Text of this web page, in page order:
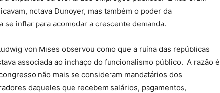
notava Dunoyer, mas também o poder da
se inflar para acomodar a crescente demanda.
von Mises observou como que a ruína das repúblicas
associada ao inchaço do funcionalismo público. A razão é
não mais se consideram mandatários dos
daqueles que recebem salários, pagamentos,